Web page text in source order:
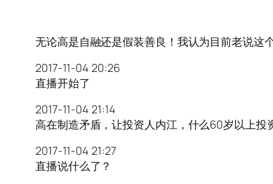
无论高是自融还是假装善良！我认为目前老说这
2017-11-04 20:26
直播开始了
2017-11-04 21:14
高在制造矛盾，让投资人内江，什么60岁以上投
2017-11-04 21:27
直播说什么了？